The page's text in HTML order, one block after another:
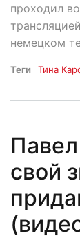
проходил
немецком
Теги Тина
свой